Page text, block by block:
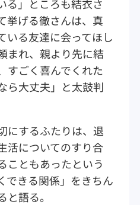
る」ところも結衣さ
挙げる徹さんは、真
いる友達に会ってほし
まれ、親より先に結
すごく喜んでくれた
ら大丈夫」と太鼓判
にするふたりは、退
活についてのすり合
こともあったという
できる関係」をきちん
と語る。